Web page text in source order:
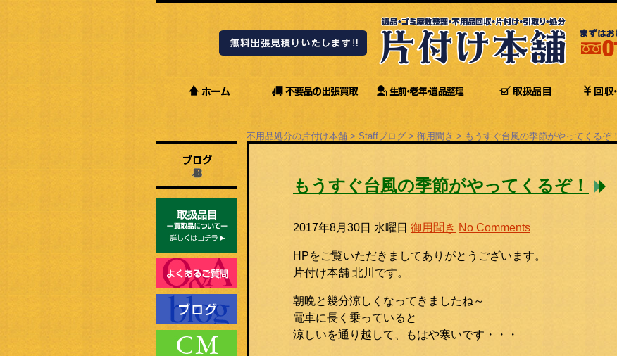
不用品処分の片付け本舗 > Staffブログ > 御用聞き > もうすぐ台風の季節がやってくるぞ！
もうすぐ台風の季節がやってくるぞ！
2017年8月30日 水曜日 御用聞き No Comments
HPをご覧いただきましてありがとうございます。
片付け本舗 北川です。
朝晩と幾分涼しくなってきましたね～
電車に長く乗っていると
涼しいを通り越して、もはや寒いです・・・